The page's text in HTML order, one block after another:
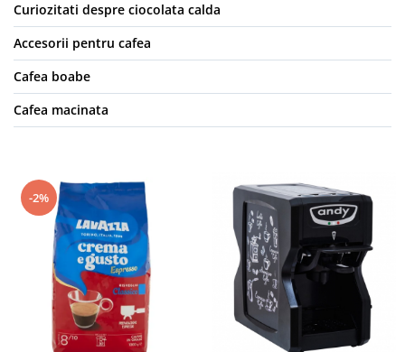
Curiozitati despre ciocolata calda
Accesorii pentru cafea
Cafea boabe
Cafea macinata
-2%